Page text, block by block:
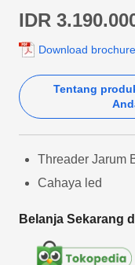
IDR
Download brochure
Tentang
Threader Jarum
Cahaya led
Belanja Sekarang